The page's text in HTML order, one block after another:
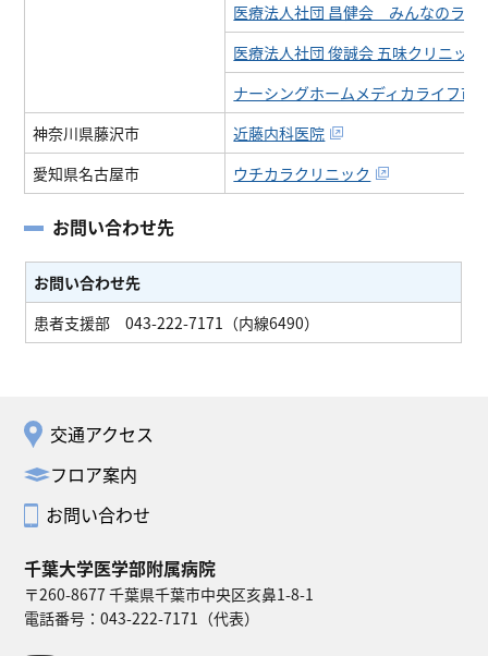
医療法人社団 昌健会 みんなのライ
医療法人社団 俊誠会 五味クリニック
ナーシングホームメディカライフ市
神奈川県藤沢市
近藤内科医院
愛知県名古屋市
ウチカラクリニック
お問い合わせ先
お問い合わせ先
患者支援部 043-222-7171（内線6490）
千葉大学医学部附属病院
〒260-8677 千葉県千葉市中央区亥鼻1-8-1
電話番号：043-222-7171 （代表）
交通アクセス
フロア案内
お問い合わせ